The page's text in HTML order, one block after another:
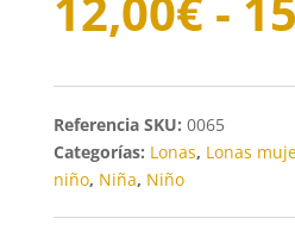
SKU: 0065
Categorías: Lonas, Lonas
niño, Niña, Niño